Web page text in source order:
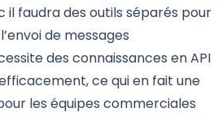
il faudra des outils séparés pour
de messages
des connaissances en API
ce qui en fait une
les équipes commerciales